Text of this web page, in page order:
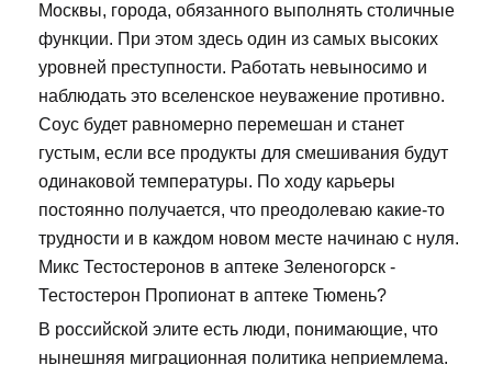
Москвы, города, обязанного выполнять столичные
функции. При этом здесь один из самых высоких
уровней преступности. Работать невыносимо и
наблюдать это вселенское неуважение противно.
Соус будет равномерно перемешан и станет
густым, если все продукты для смешивания будут
одинаковой температуры. По ходу карьеры
постоянно получается, что преодолеваю какие-то
трудности и в каждом новом месте начинаю с нуля.
Микс Тестостеронов в аптеке Зеленогорск -
Тестостерон Пропионат в аптеке Тюмень?
В российской элите есть люди, понимающие, что
нынешняя миграционная политика неприемлема.